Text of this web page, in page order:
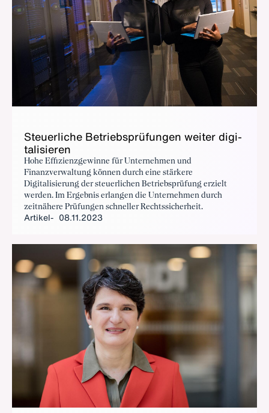
Steu­er­li­che Be­triebs­prü­fun­gen wei­ter di­gi­
ta­li­sie­ren
Hohe Effizienzgewinne für Unternehmen und
Finanzverwaltung können durch eine stärkere
Digitalisierung der steuerlichen Betriebsprüfung erzielt
werden. Im Ergebnis erlangen die Unternehmen durch
zeitnähere Prüfungen schneller Rechtssicherheit.
Artikel 08.11.2023